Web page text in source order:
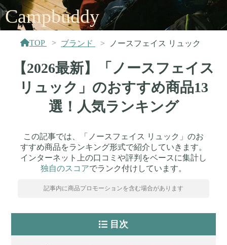
Campbuddy
TOP ブランド ノースフェイス リュック
【2026最新】「ノースフェイス
リュック」のおすすめ商品13
選！人気ランキング
この記事では、「ノースフェイス リュック」のお
すすめ商品をランキング形式で紹介していきます。
インターネット上の口コミや評判をベースに集計し
独自のスコアでランク付けしています。
記事内に商品プロモーションを含む場合があります
目次